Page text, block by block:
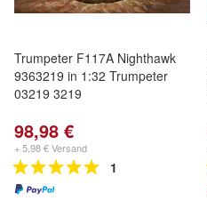
Trumpeter F117A Nighthawk
9363219 in 1:32 Trumpeter
03219 3219
98,98 €
+ 5,98 € Versand
1